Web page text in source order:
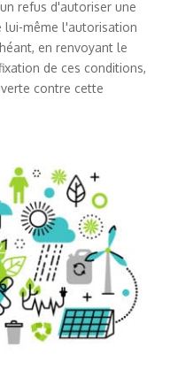
refus d'autoriser une
lui-même l'autorisation
en renvoyant le
de ces conditions,
contre cette